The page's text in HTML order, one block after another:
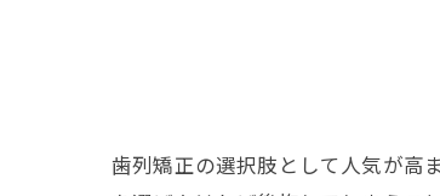
歯列矯正の選択肢として人気が高